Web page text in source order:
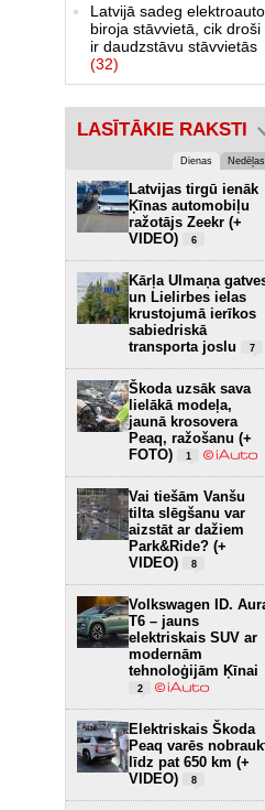
Latvijā sadeg elektroauto
biroja stāvvietā, cik droši
ir daudzstāvu stāvvietās
(32)
LASĪTĀKIE RAKSTI
Dienas Nedēļas
Latvijas tirgū ienāk
Ķīnas automobiļu
ražotājs Zeekr (+
VIDEO)
6
Kārļa Ulmaņa
un Lielirbes ielas
krustojumā ierīkos
sabiedriskā
transporta joslu
7
Škoda uzsāk sava
lielākā modeļa,
jaunā krosovera
Peaq, ražošanu (+
FOTO)
1
Vai tiešām Vanšu
tilta slēgšanu var
aizstāt ar dažiem
Park&Ride? (+
VIDEO)
8
Volkswagen ID.
T6 – jauns
elektriskais SUV ar
modernām
tehnoloģijām Ķīnai
2
Elektriskais Škoda
Peaq varēs
līdz pat 650 km (+
VIDEO)
8